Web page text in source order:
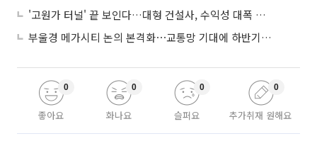
'고원가 터널' 끝 보인다…대형 건설사, 수익성 대폭 개선
부울경 메가시티 논의 본격화⋯교통망 기대에 하반기 분양시장 '주목'
좋아요
0
화나요
0
슬퍼요
0
추가취재 원해요
0